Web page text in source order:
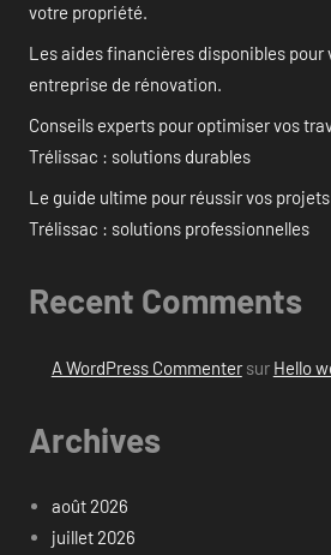
votre propriété.
Les aides financières disponibles pour
entreprise de rénovation.
Conseils experts pour optimiser vos
Trélissac : solutions durables
Le guide ultime pour réussir vos
Trélissac : solutions professionnelles
Recent Comments
A WordPress Commentersur Hello
Archives
août 2026
juillet 2026